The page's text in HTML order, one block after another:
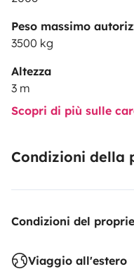
Peso massimo
3500 kg
Altezza
3 m
Scopri di più sulle
Condizioni della
Condizioni del
Viaggio all'estero